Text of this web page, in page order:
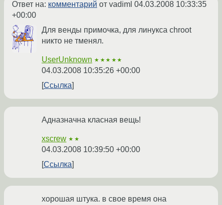
Ответ на: комментарий от vadiml 04.03.2008 10:33:35
+00:00
Для венды примочка, для линукса chroot
никто не тменял.
UserUnknown ★★★★★
04.03.2008 10:35:26 +00:00
Ссылка
Адназначна класная вещь!
xscrew ★★
04.03.2008 10:39:50 +00:00
Ссылка
хорошая штука. в свое время она